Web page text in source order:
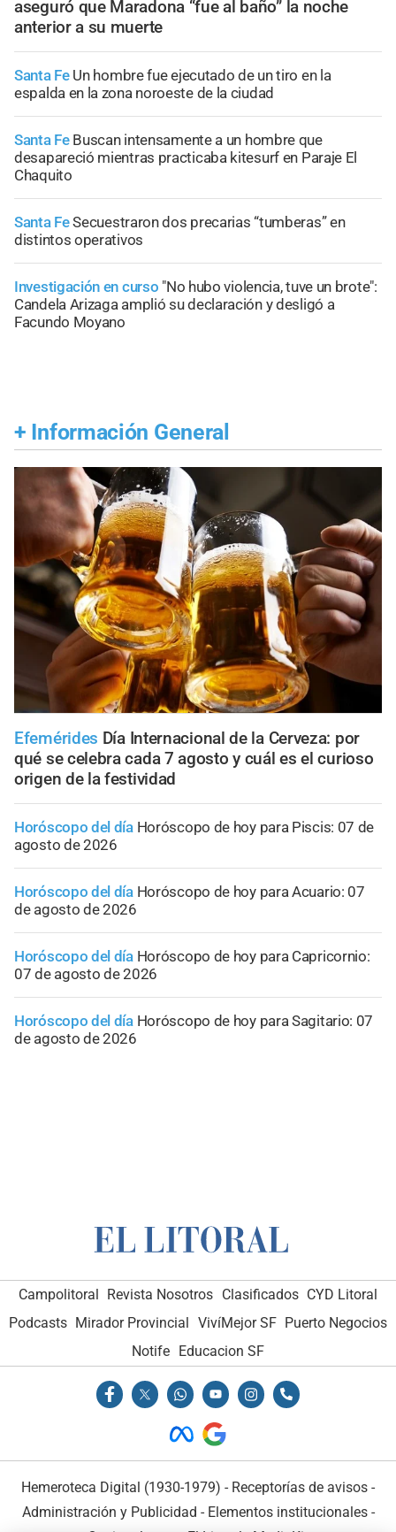
aseguró que Maradona “fue al baño” la noche
anterior a su muerte
Santa Fe Un hombre fue ejecutado de un tiro en la
espalda en la zona noroeste de la ciudad
Santa Fe Buscan intensamente a un hombre que
desapareció mientras practicaba kitesurf en Paraje El
Chaquito
Santa FeSecuestraron dos precarias “tumberas” en
distintos operativos
Investigación en curso "No hubo violencia, tuve un brote":
Candela Arizaga amplió su declaración y desligó a
Facundo Moyano
+ Información General
Efemérides Día Internacional de la Cerveza: por
qué se celebra cada 7 agosto y cuál es el curioso
origen de la festividad
Horóscopo del día Horóscopo de hoy para Piscis: 07 de
agosto de 2026
Horóscopo del día Horóscopo de hoy para Acuario: 07
de agosto de 2026
Horóscopo del día Horóscopo de hoy para Capricornio:
07 de agosto de 2026
Horóscopo del día Horóscopo de hoy para Sagitario: 07
de agosto de 2026
Campolitoral Revista Nosotros Clasificados CYD Litoral
Podcasts Mirador Provincial VivíMejor SF Puerto Negocios
Notife Educacion SF
Hemeroteca Digital (1930-1979) - Receptorías de avisos -
Administración y Publicidad - Elementos institucionales-